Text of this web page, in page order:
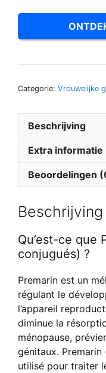
Categorie: Vrouwelijke
Beschrijving
Extra informatie
Beoordelingen
Beschrijving
Qu’est-ce que
conjugués) ?
Premarin est un
régulant le
l’appareil
diminue la
ménopause,
génitaux.
utilisé pour traiter